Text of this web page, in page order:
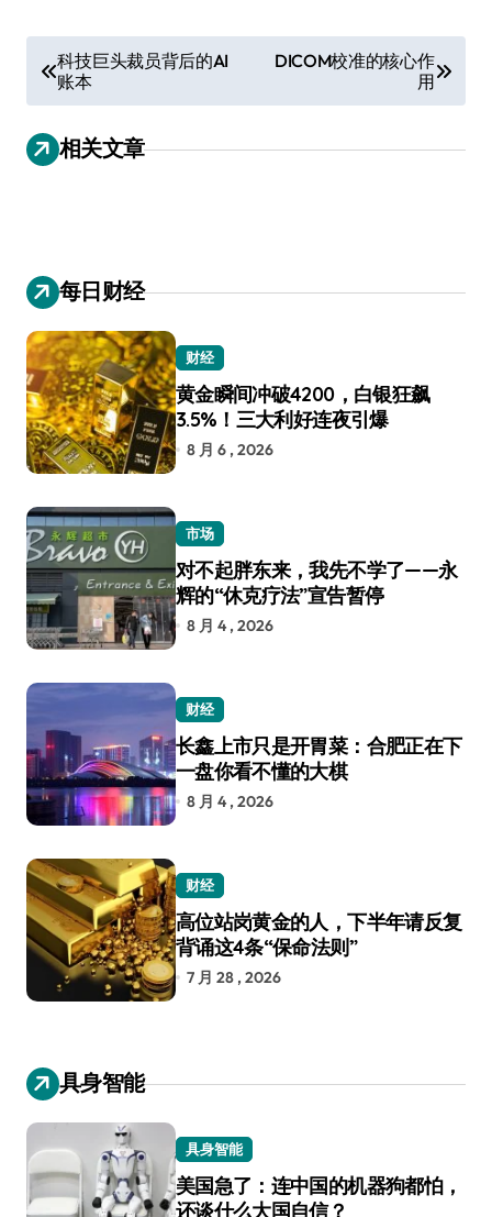
章
导
航
科技巨头裁员背后的AI
账本
DICOM校准的核心作
用
相关文章
每日财经
财经
黄金瞬间冲破4200，白银狂飙
3.5%！三大利好连夜引爆
8 月 6 , 2026
市场
对不起胖东来，我先不学了——永
辉的“休克疗法”宣告暂停
8 月 4 , 2026
财经
长鑫上市只是开胃菜：合肥正在下
一盘你看不懂的大棋
8 月 4 , 2026
财经
高位站岗黄金的人，下半年请反复
背诵这4条“保命法则”
7 月 28 , 2026
具身智能
具身智能
美国急了：连中国的机器狗都怕，
还谈什么大国自信？